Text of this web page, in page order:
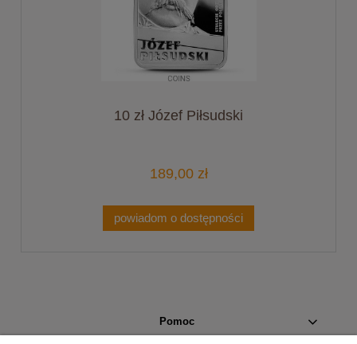
10 zł Józef Piłsudski
189,00 zł
powiadom o dostępności
Pomoc